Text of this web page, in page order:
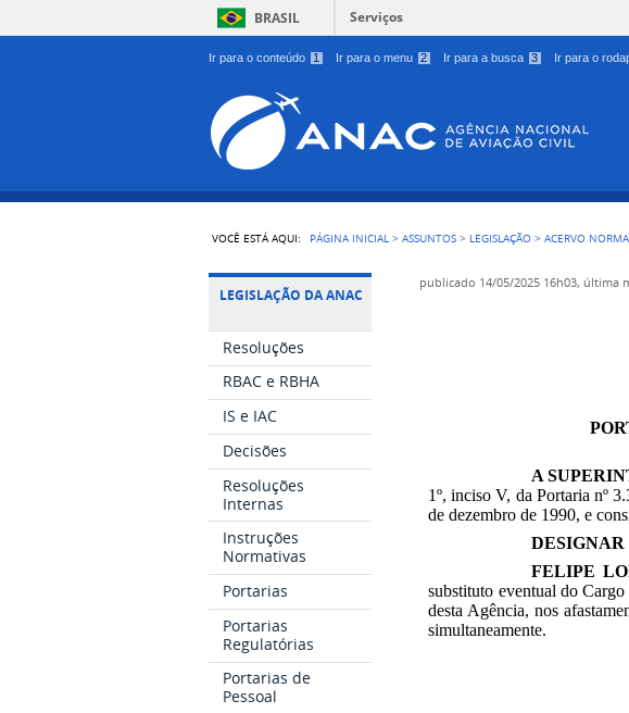
Ir para o conteúdo 1 Ir para o menu 2 Ir para a busca 3 Ir para o
BRASIL Serviços
VOCÊ ESTÁ AQUI: PÁGINA INICIAL >ASSUNTOS > LEGISLAÇÃO >ACERVO
LEGISLAÇÃO DA ANAC
Resoluções
RBAC e RBHA
IS e IAC
Decisões
Resoluções
Internas
Instruções
Normativas
Portarias
Portarias
Regulatórias
Portarias de
Pessoal
publicado 14/05/2025 16h03, última
A
1º, inciso V, da Portaria nº
de dezembro de 1990, e
DESIGNAR
FELIPE
substituto eventual do
desta Agência, nos
simultaneamente.